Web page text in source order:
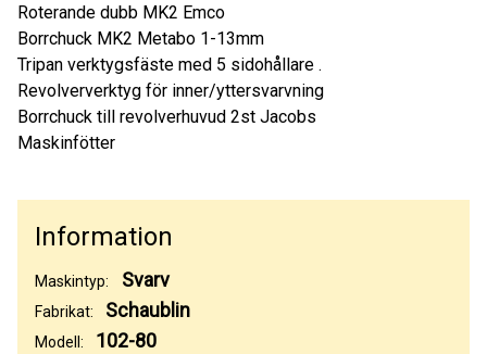
Roterande dubb MK2 Emco
Borrchuck MK2 Metabo 1-13mm
Tripan verktygsfäste med 5 sidohållare .
Revolververktyg för inner/yttersvarvning
Borrchuck till revolverhuvud 2st Jacobs
Maskinfötter
Information
Maskintyp: Svarv
Fabrikat: Schaublin
Modell: 102-80